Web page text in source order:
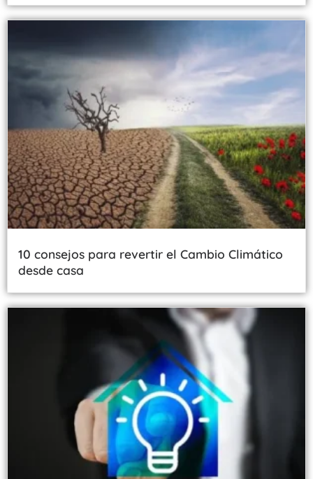
10 consejos para revertir el Cambio Climático
desde casa